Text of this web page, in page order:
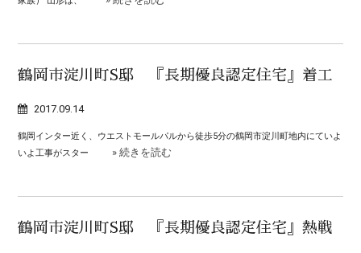
鶴岡市淀川町S邸 『長期優良認定住宅』着工
2017.09.14
鶴岡インター近く、ウエストモールパルから徒歩5分の鶴岡市淀川町地内にていよ
いよ工事がスター
» 続きを読む
鶴岡市淀川町S邸 『長期優良認定住宅』熱戦